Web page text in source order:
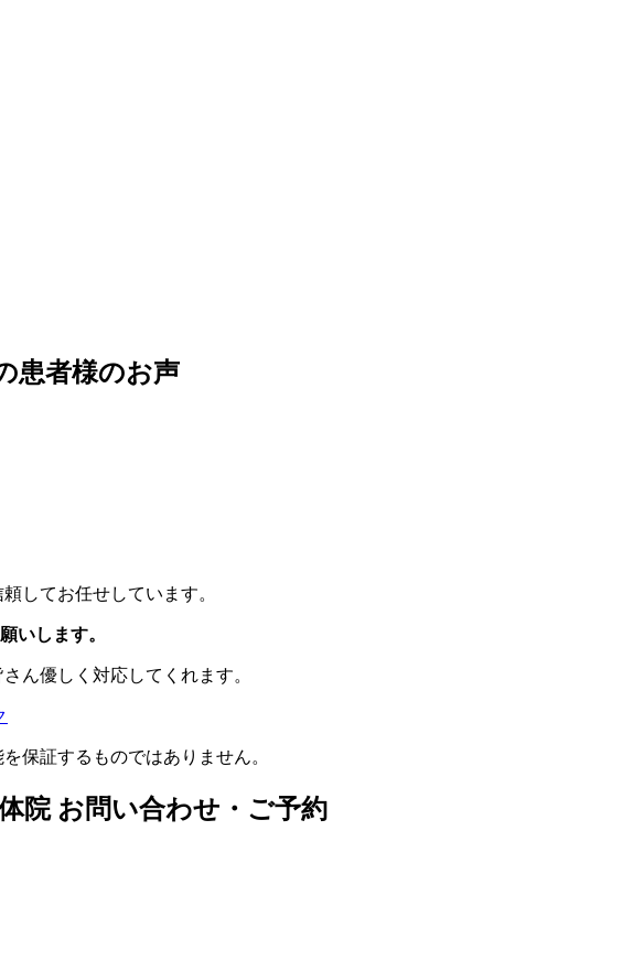
患者様のお声
してお任せしています。
いします。
ん優しく対応してくれます。
保証するものではありません。
院 お問い合わせ・ご予約